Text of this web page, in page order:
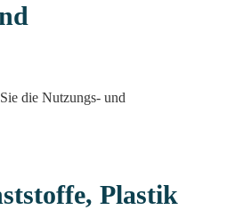
die Nutzungs- und
Plastik